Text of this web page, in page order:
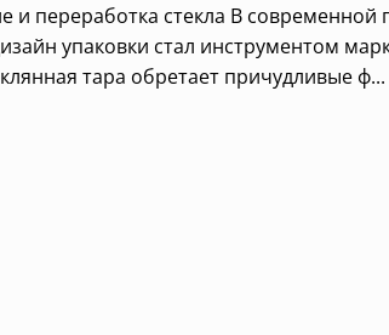
и переработка стекла В современной
упаковки стал инструментом
тара обретает причудливые ф...